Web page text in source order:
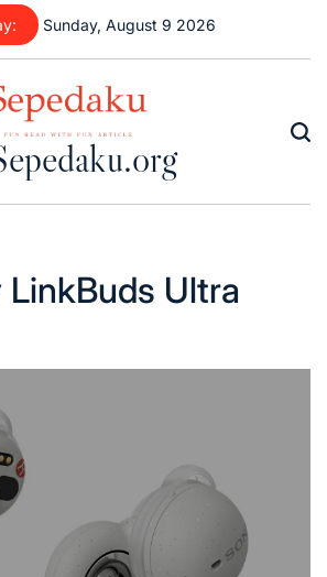
Sunday, August 9 2026
LinkBuds Ultra